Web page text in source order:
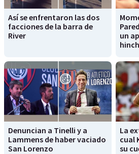
Así se enfrentaron las dos
facciones de la barra de
River
un
Denuncian a Tinelli y a
Lammens de haber vaciado
San Lorenzo
La
cual
su